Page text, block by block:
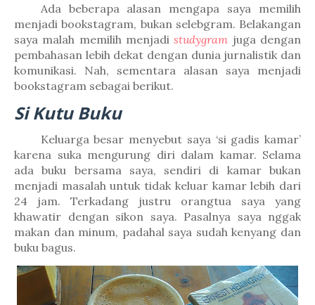
Ada beberapa alasan mengapa saya memilih
menjadi bookstagram, bukan selebgram. Belakangan
saya malah memilih menjadistudygram juga dengan
pembahasan lebih dekat dengan dunia jurnalistik dan
komunikasi. Nah, sementara alasan saya menjadi
bookstagram sebagai berikut.
Si Kutu Buku
Keluarga besar menyebut saya ‘si gadis kamar’
karena suka mengurung diri dalam kamar. Selama
ada buku bersama saya, sendiri di kamar bukan
menjadi masalah untuk tidak keluar kamar lebih dari
24 jam. Terkadang justru orangtua saya yang
khawatir dengan sikon saya. Pasalnya saya nggak
makan dan minum, padahal saya sudah kenyang dan
buku bagus.